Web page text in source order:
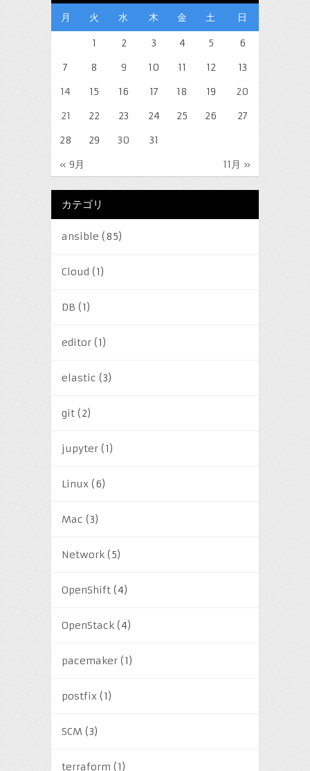
月 火 水 木 金 土 日
« 9月 11月 »
1 2 3 4 5
6
7
8 9 10 11 12
13
14
15 16 17 18 19
20
21
22 23 24 25 26
27
28
29 30 31
カテゴリ
ansible (85)
Cloud (1)
DB (1)
editor(1)
elastic (3)
git(2)
jupyter(1)
Linux(6)
Mac (3)
Network(5)
OpenShift(4)
OpenStack(4)
pacemaker(1)
postfix(1)
SCM (3)
terraform (1)